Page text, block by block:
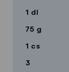
1 dl
75 g
1 cs
3